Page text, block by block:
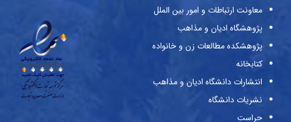
معاونت ارتباطات و امور بین الملل
پژوهشگاه ادیان و مذاهب
پژوهشکده مطالعات زن و خانواده
کتابخانه
انتشارات دانشگاه ادیان و مذاهب
نشریات دانشگاه
حراست